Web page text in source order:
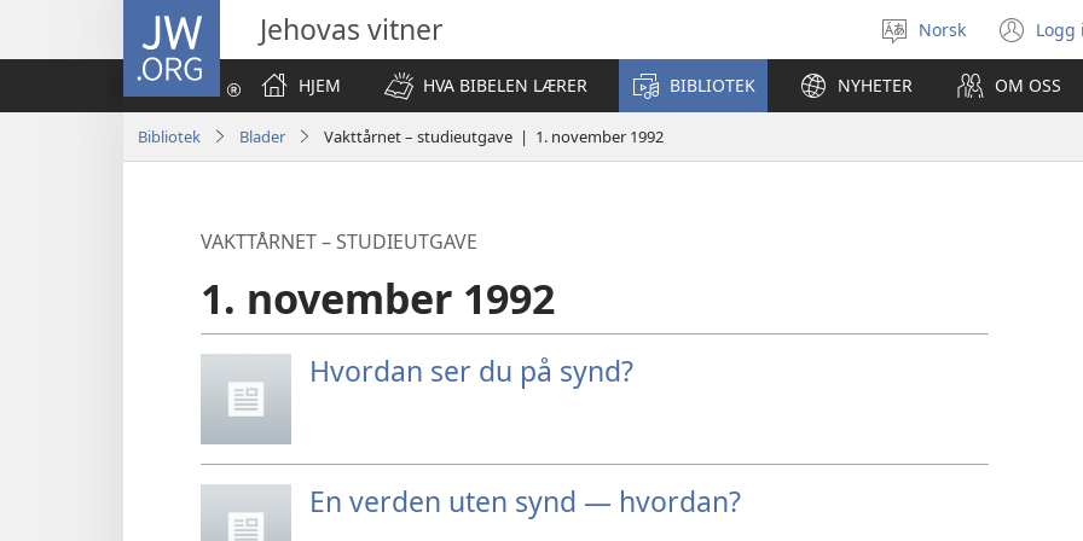
JW.ORG Jehovas vitner
Velg
språk
Norsk Logg
nytt
HJEM
HVA BIBELEN LÆRER BIBLIOTEK NYHETER OM OSS
Bibliotek Blader Vakttårnet – studieutgave | 1. november 1992
VAKTTÅRNET – STUDIEUTGAVE
1. november 1992
Hvordan ser du på synd?
En verden uten synd — hvordan?